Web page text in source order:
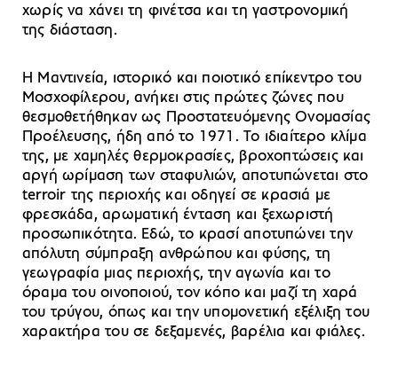
χωρίς να χάνει τη φινέτσα και τη γαστρονομική
της διάσταση.
Η Μαντινεία, ιστορικό και ποιοτικό επίκεντρο του
Μοσχοφίλερου, ανήκει στις πρώτες ζώνες που
θεσμοθετήθηκαν ως Προστατευόμενης Ονομασίας
Προέλευσης, ήδη από το 1971. Το ιδιαίτερο κλίμα
της, με χαμηλές θερμοκρασίες, βροχοπτώσεις και
αργή ωρίμαση των σταφυλιών, αποτυπώνεται στο
terroir της περιοχής και οδηγεί σε κρασιά με
φρεσκάδα, αρωματική ένταση και ξεχωριστή
προσωπικότητα. Εδώ, το κρασί αποτυπώνει την
απόλυτη σύμπραξη ανθρώπου και φύσης, τη
γεωγραφία μιας περιοχής, την αγωνία και το
όραμα του οινοποιού, τον κόπο και μαζί τη χαρά
του τρύγου, όπως και την υπομονετική εξέλιξη του
χαρακτήρα του σε δεξαμενές, βαρέλια και φιάλες.